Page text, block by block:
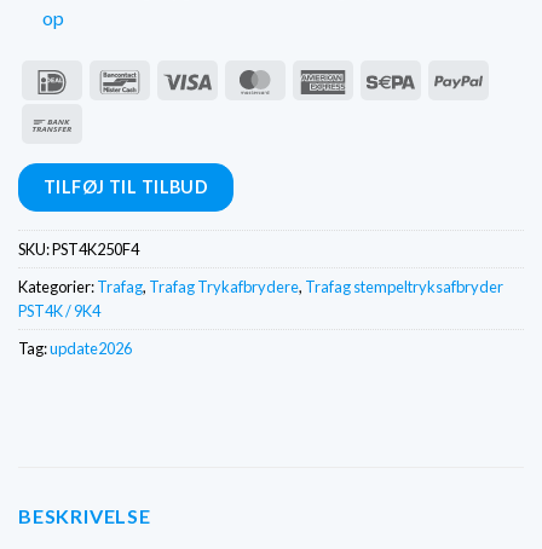
op
IDeal BancontactVisum MasterCardAmerican Sepa
PayPal
TILFØJ TIL TILBUD
SKU:PST4K250F4
Kategorier:Trafag, Trafag Trykafbrydere, Trafag stempeltryksafbryder
PST4K / 9K4
Tag:update2026
BESKRIVELSE